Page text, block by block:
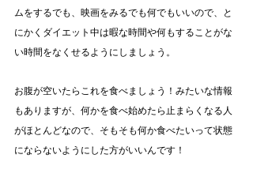
ムをするでも、映画をみるでも何でもいいので、と
にかくダイエット中は暇な時間や何もすることがな
い時間をなくせるようにしましょう。
お腹が空いたらこれを食べましょう！みたいな情報
もありますが、何かを食べ始めたら止まらくなる人
がほとんどなので、そもそも何か食べたいって状態
にならないようにした方がいいんです！